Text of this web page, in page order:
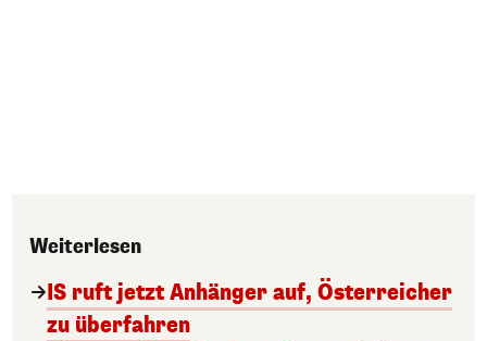
Weiterlesen
IS ruft jetzt Anhänger auf, Österreicher
zu überfahren